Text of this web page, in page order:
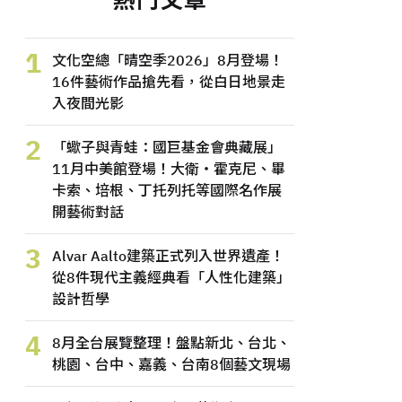
1
文化空總「晴空季2026」8月登場！
16件藝術作品搶先看，從白日地景走
入夜間光影
2
「蠍子與青蛙：國巨基金會典藏展」
11月中美館登場！大衛・霍克尼、畢
卡索、培根、丁托列托等國際名作展
開藝術對話
3
Alvar Aalto建築正式列入世界遺產！
從8件現代主義經典看「人性化建築」
設計哲學
4
8月全台展覽整理！盤點新北、台北、
桃園、台中、嘉義、台南8個藝文現場